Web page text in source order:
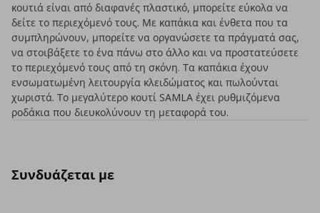
κουτιά είναι από διαφανές πλαστικό, μπορείτε εύκολα να
δείτε το περιεχόμενό τους. Με καπάκια και ένθετα που τα
συμπληρώνουν, μπορείτε να οργανώσετε τα πράγματά σας,
να στοιβάξετε το ένα πάνω στο άλλο και να προστατεύσετε
το περιεχόμενό τους από τη σκόνη. Τα καπάκια έχουν
ενσωματωμένη λειτουργία κλειδώματος και πωλούνται
χωριστά. Το μεγαλύτερο κουτί SAMLA έχει ρυθμιζόμενα
ροδάκια που διευκολύνουν τη μεταφορά του.
Συνδυάζεται με